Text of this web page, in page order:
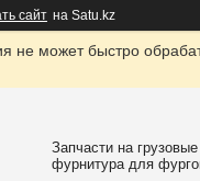
сайт на Satu.kz
не может быстро
Запчасти на
фурнитура для